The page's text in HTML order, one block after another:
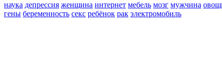
наука депрессия женщина интернет мебель мозг мужчина
гены беременность секс ребёнок рак электромобиль